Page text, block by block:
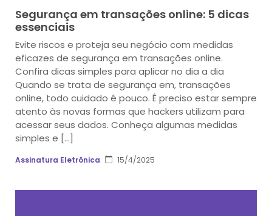
Segurança em transações online: 5 dicas
essenciais
Evite riscos e proteja seu negócio com medidas
eficazes de segurança em transações online.
Confira dicas simples para aplicar no dia a dia
Quando se trata de segurança em, transações
online, todo cuidado é pouco. É preciso estar sempre
atento às novas formas que hackers utilizam para
acessar seus dados. Conheça algumas medidas
simples e […]
Assinatura Eletrônica 15/4/2025